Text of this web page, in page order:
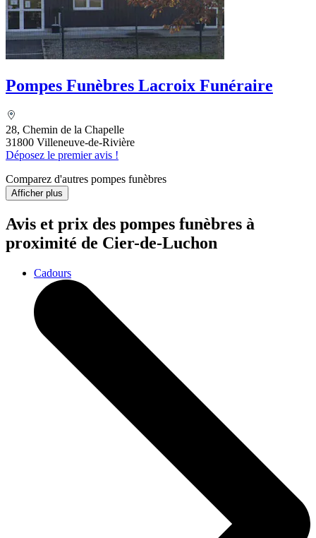
Pompes Funèbres Lacroix Funéraire
28, Chemin de la Chapelle
31800 Villeneuve-de-Rivière
Déposez le premier avis !
Comparez d'autres pompes funèbres
Afficher plus
Avis et prix des pompes funèbres à
proximité de Cier-de-Luchon
Cadours